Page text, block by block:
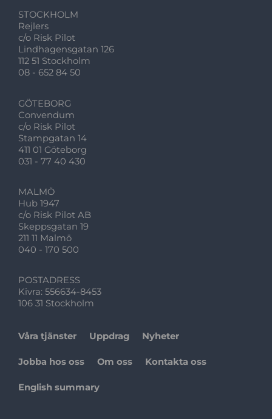
STOCKHOLM
Rejlers
c/o Risk Pilot
Lindhagensgatan 126
112 51 Stockholm
08 - 652 84 50
GÖTEBORG
Convendum
c/o Risk Pilot
Stampgatan 14
411 01 Göteborg
031 - 77 40 430
MALMÖ
Hub 1947
c/o Risk Pilot AB
Skeppsgatan 19
211 11 Malmö
040 - 170 500
POSTADRESS
Kivra: 556634-8453
106 31 Stockholm
Våra tjänster Uppdrag Nyheter
Jobba hos oss Om oss Kontakta oss
English summary